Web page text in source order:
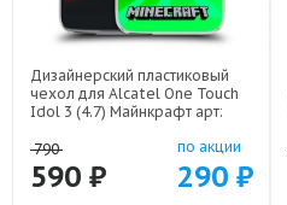
Дизайнерский пластиковый
чехол для Alcatel One Touch
Idol 3 (4.7) Майнкрафт арт:
790
590 ₽
по акции
290 ₽